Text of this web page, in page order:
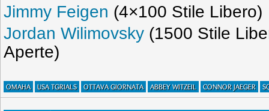
Jimmy Feigen (4×100 Stile Libero)
Jordan Wilimovsky (1500 Stile
Aperte)
OMAHA USA TGRIALS OTTAVA GIORNATA ABBEY WITZEIL CONNOR JAEGER